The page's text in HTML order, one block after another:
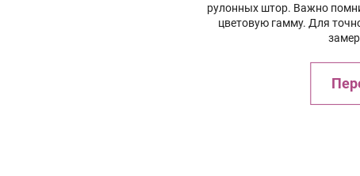
рулонных штор. Важно
цветовую гамму. Для